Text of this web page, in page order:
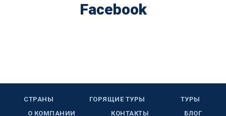
Facebook
СТРАНЫ ГОРЯЩИЕ ТУРЫ
ТУРЫ
О КОМПАНИИ
КОНТАКТЫ БЛОГ